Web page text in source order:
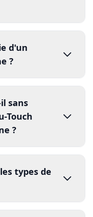
sur
rideau
métallique à
(31830)
un
du-